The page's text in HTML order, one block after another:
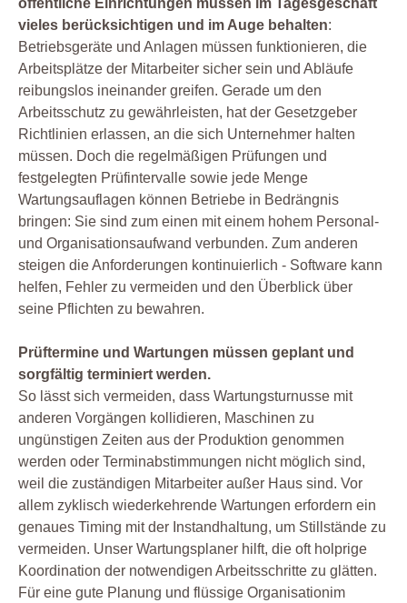
öffentliche Einrichtungen müssen im Tagesgeschäft
vieles berücksichtigen und im Auge behalten:
Betriebsgeräte und Anlagen müssen funktionieren, die
Arbeitsplätze der Mitarbeiter sicher sein und Abläufe
reibungslos ineinander greifen. Gerade um den
Arbeitsschutz zu gewährleisten, hat der Gesetzgeber
Richtlinien erlassen, an die sich Unternehmer halten
müssen. Doch die regelmäßigen Prüfungen und
festgelegten Prüfintervalle sowie jede Menge
Wartungsauflagen können Betriebe in Bedrängnis
bringen: Sie sind zum einen mit einem hohem Personal-
und Organisationsaufwand verbunden. Zum anderen
steigen die Anforderungen kontinuierlich - Software kann
helfen, Fehler zu vermeiden und den Überblick über
seine Pflichten zu bewahren.
Prüftermine und Wartungen müssen geplant und
sorgfältig terminiert werden.
So lässt sich vermeiden, dass Wartungsturnusse mit
anderen Vorgängen kollidieren, Maschinen zu
ungünstigen Zeiten aus der Produktion genommen
werden oder Terminabstimmungen nicht möglich sind,
weil die zuständigen Mitarbeiter außer Haus sind. Vor
allem zyklisch wiederkehrende Wartungen erfordern ein
genaues Timing mit der Instandhaltung, um Stillstände zu
vermeiden. Unser Wartungsplaner hilft, die oft holprige
Koordination der notwendigen Arbeitsschritte zu glätten.
Für eine gute Planung und flüssige Organisationim